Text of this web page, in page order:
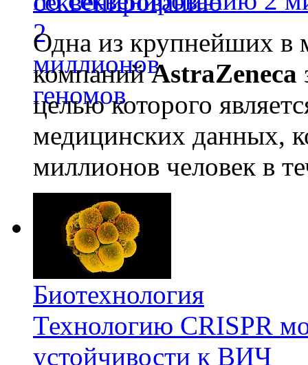
Одна из крупнейших в
компанийAstraZeneca
целью которого
медицинских данных,
миллионов человек в
Биотехнология
Технологию CRISPR
устойчивости к ВИЧ